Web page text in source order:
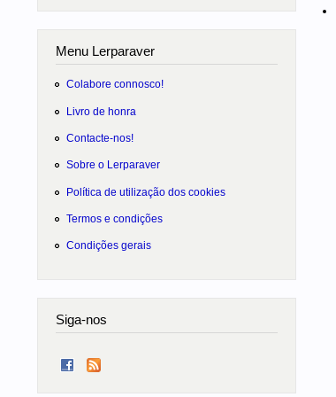
Menu Lerparaver
Colabore connosco!
Livro de honra
Contacte-nos!
Sobre o Lerparaver
Política de utilização dos cookies
Termos e condições
Condições gerais
Siga-nos